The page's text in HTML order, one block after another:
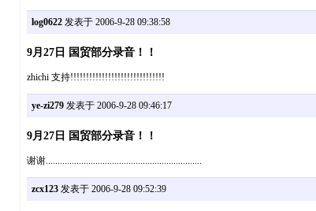
log0622发表于 2006-9-28 09:38:58
9月27日 国贸部分录音！！
zhichi 支持!!!!!!!!!!!!!!!!!!!!!!!!!!!!!!
ye-zi279发表于 2006-9-28 09:46:17
9月27日 国贸部分录音！！
谢谢..................................................................
zcx123发表于 2006-9-28 09:52:39